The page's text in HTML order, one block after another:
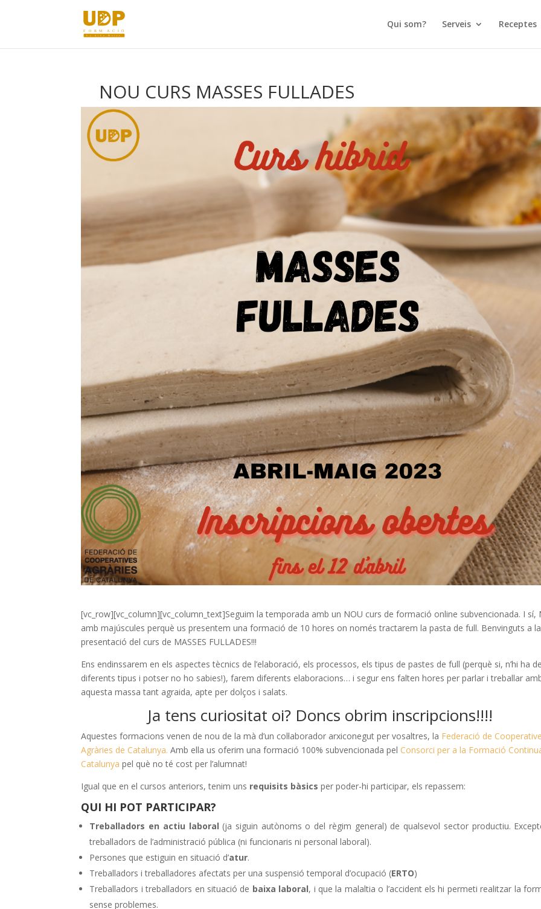
Qui som? Serveis Receptes
NOU CURS MASSES FULLADES
[vc_row][vc_column][vc_column_text]Seguim la temporada amb un NOU curs de formació online subvencionada. I sí,
amb majúscules perquè us presentem una formació de 10 hores on només tractarem la pasta de full. Benvinguts a la
presentació del curs de MASSES FULLADES!!!
Ens endinssarem en els aspectes tècnics de l’elaboració, els processos, els tipus de pastes de full (perquè si, n’hi ha
diferents tipus i potser no ho sabies!), farem diferents elaboracions… i segur ens falten hores per parlar i treballar
aquesta massa tant agraida, apte per dolços i salats.
Ja tens curiositat oi? Doncs obrim inscripcions!!!!
Aquestes formacions venen de nou de la mà d’un col·laborador arxiconegut per vosaltres, la Federació de
Agràries de Catalunya. Amb ella us oferim una formació 100% subvencionada pel Consorci per a la Formació
Catalunya pel què no té cost per l’alumnat!
Igual que en el cursos anteriors, tenim uns requisits bàsics per poder-hi participar, els repassem:
QUI HI POT PARTICIPAR?
Treballadors en actiu laboral (ja siguin autònoms o del règim general) de qualsevol sector productiu.
treballadors de l’administració pública (ni funcionaris ni personal laboral).
Persones que estiguin en situació d’atur.
Treballadors i treballadores afectats per una suspensió temporal d’ocupació (ERTO)
Treballadors i treballadors en situació de baixa laboral, i que la malaltia o l’accident els hi permeti realitzar la
sense problemes.